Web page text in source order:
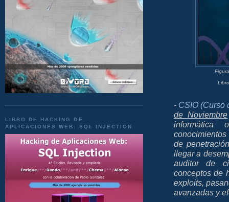
LIBRO DE HACKING DE
APLICACIONES WEB: SQL INJECTION
- CSIO (Curso
de Noviembre
informática
de
llegar a
auditor de
conceptos de
exploits,
avanzadas y